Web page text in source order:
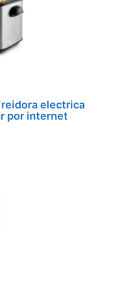
electrica
por internet